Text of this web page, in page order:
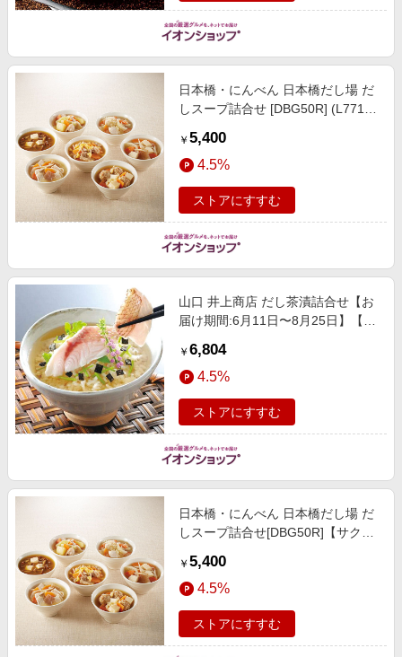
日本橋・にんべん 日本橋だし場 だ
しスープ詰合せ [DBG50R] (L7712)
惣菜【季節の贈り物＆ご褒美ギフ
ト】
￥ 5,400
4.5%
ストアにすすむ
山口 井上商店 だし茶漬詰合せ【お
届け期間:6月11日〜8月25日】【旬
の贈り物＆ご褒美ギフト】
￥ 6,804
4.5%
ストアにすすむ
日本橋・にんべん 日本橋だし場 だ
しスープ詰合せ[DBG50R]【サク
＆ご褒美ギフト】
￥ 5,400
4.5%
ストアにすすむ